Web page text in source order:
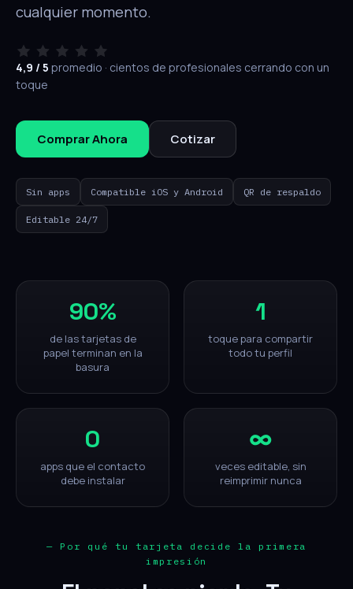
cualquier momento.
4,9 / 5 promedio · cientos de profesionales cerrando con un
toque
Comprar Ahora Cotizar
Sin apps Compatible iOS y Android QR de respaldo
Editable 24/7
90%
de las tarjetas de
papel terminan en la
basura
1
toque para compartir
todo tu perfil
0
apps que el contacto
debe instalar
∞
veces editable, sin
reimprimir nunca
— Por qué tu tarjeta decide la primera
impresión